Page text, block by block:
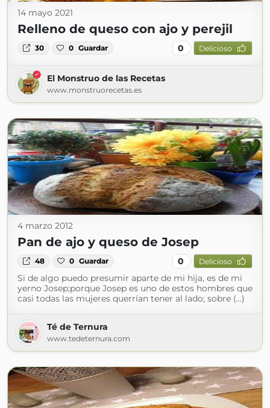
14 mayo 2021
Relleno de queso con ajo y perejil
30 0 Guardar 0 Delicioso
El Monstruo de las Recetas
www.monstruorecetas.es
4 marzo 2012
Pan de ajo y queso de Josep
48 0 Guardar 0 Delicioso
Si de algo puedo presumir aparte de mi hija, es de mi
yerno Josep;porque Josep es uno de estos hombres que
casi todas las mujeres querrían tener al lado; sobre (...)
Té de Ternura
www.tedeternura.com